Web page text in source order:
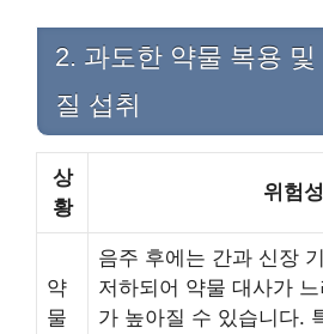
2. 과도한 약물 복용
질 섭취
상
황
위험성
약
물
음주 후에는 간과 신장
저하되어 약물 대사가
가 높아질 수 있습니다.